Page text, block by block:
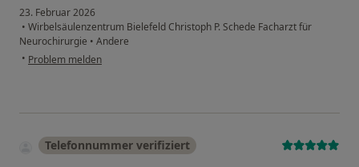
23. Februar 2026
• Wirbelsäulenzentrum Bielefeld Christoph P. Schede Facharzt für
Neurochirurgie • Andere
• Problem melden
Telefonnummer verifiziert